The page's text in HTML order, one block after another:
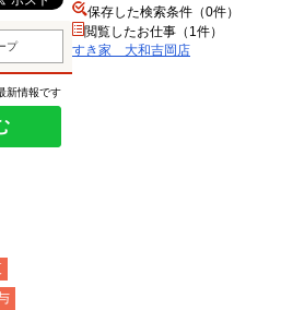
プ
新情報です
保存した検索条件（0件）
閲覧したお仕事（1件）
すき家 大和吉岡店